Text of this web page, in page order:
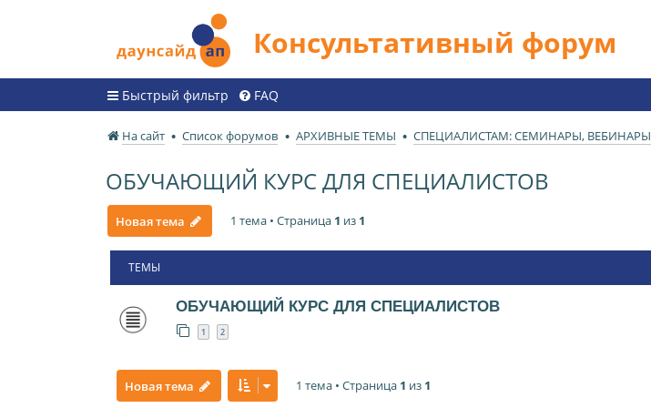
Консультативный форум
Быстрый фильтр FAQ
На сайт Список форумов АРХИВНЫЕ ТЕМЫ СПЕЦИАЛИСТАМ: СЕМИНАРЫ, ВЕБИНАРЫ
ОБУЧАЮЩИЙ КУРС ДЛЯ СПЕЦИАЛИСТОВ
Новая тема 1 тема • Страница 1 из 1
ТЕМЫ
ОБУЧАЮЩИЙ КУРС ДЛЯ СПЕЦИАЛИСТОВ
1 2
Новая тема 1 тема • Страница 1 из 1